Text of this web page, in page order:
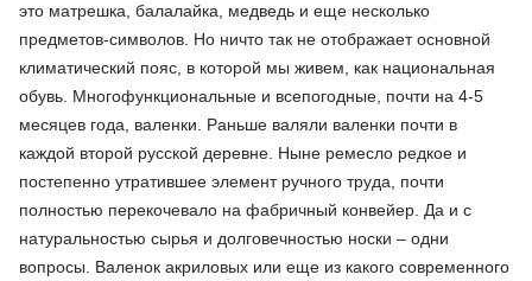
это матрешка, балалайка, медведь и еще несколько
предметов-символов. Но ничто так не отображает основной
климатический пояс, в которой мы живем, как национальная
обувь. Многофункциональные и всепогодные, почти на 4-5
месяцев года, валенки. Раньше валяли валенки почти в
каждой второй русской деревне. Ныне ремесло редкое и
постепенно утратившее элемент ручного труда, почти
полностью перекочевало на фабричный конвейер. Да и с
натуральностью сырья и долговечностью носки – одни
вопросы. Валенок акриловых или еще из какого современного